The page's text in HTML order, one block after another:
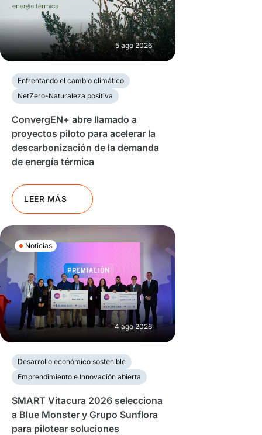
5 ago 2026
Enfrentando el cambio climático
NetZero-Naturaleza positiva
ConvergEN+ abre llamado a
proyectos piloto para acelerar la
descarbonización de la demanda
de energía térmica
LEER MÁS
Noticias
4 ago 2026
Desarrollo económico sostenible
Emprendimiento e Innovación abierta
SMART Vitacura 2026 selecciona
a Blue Monster y Grupo Sunflora
para pilotear soluciones